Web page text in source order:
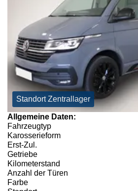
Standort Zentrallager
Allgemeine Daten:
Fahrzeugtyp
Karosserieform
Erst-Zul.
Getriebe
Kilometerstand
Anzahl der Türen
Farbe